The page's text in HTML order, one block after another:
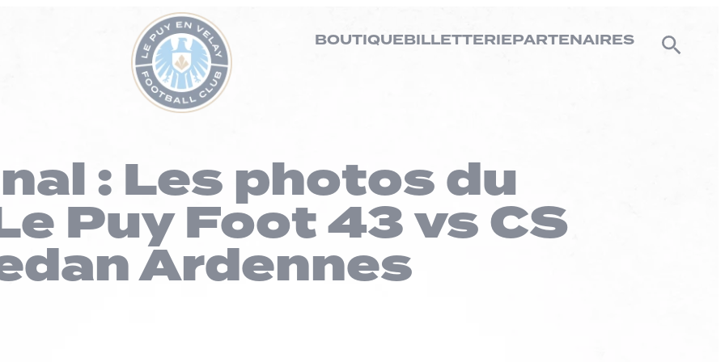
BOUTIQUEBILLETTERIEPARTENAIRES
: Les photos du
Puy Foot 43 vs CS
Ardennes